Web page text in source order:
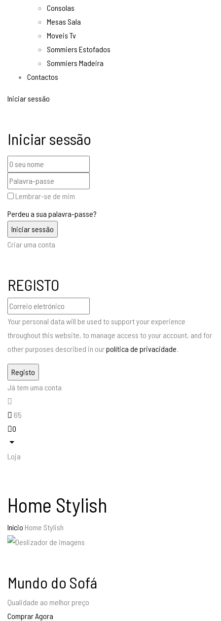
Consolas
Mesas Sala
Moveis Tv
Sommiers Estofados
Sommiers Madeira
Contactos
Iniciar sessão
Iniciar sessão
Lembrar-se de mim
Perdeu a sua palavra-passe?
Criar uma conta
REGISTO
Your personal data will be used to support your experience
throughout this website, to manage access to your account, and for
other purposes described in ourpolítica de privacidade.
Já tem uma conta
65
0
Loja
Home Stylish
Início Home Stylish
Mundo do Sofá
Qualidade ao melhor preço
Comprar Agora